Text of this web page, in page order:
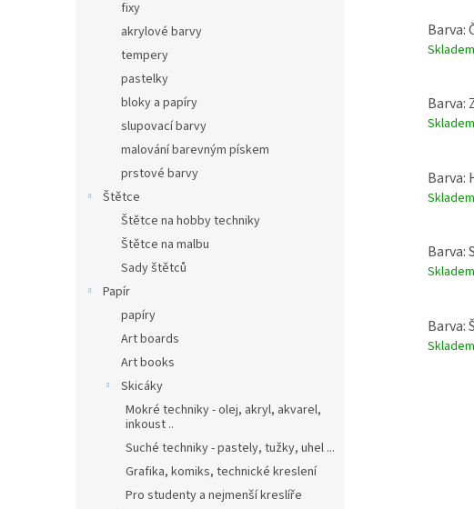
fixy
akrylové barvy
tempery
pastelky
bloky a papíry
slupovací barvy
malování barevným pískem
prstové barvy
Štětce
Štětce na hobby techniky
Štětce na malbu
Sady štětců
Papír
papíry
Art boards
Art books
Skicáky
Mokré techniky - olej, akryl, akvarel,
inkoust ..
Suché techniky - pastely, tužky, uhel ...
Grafika, komiks, technické kreslení
Pro studenty a nejmenší kreslíře
Barva:
Skladem
Barva:
Skladem
Barva:
Skladem
Barva:
Skladem
Barva:
Skladem